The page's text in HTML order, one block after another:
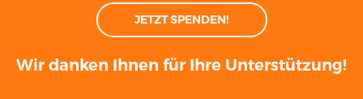
JETZT SPENDEN!
Wir danken Ihnen für Ihre Unterstützung!